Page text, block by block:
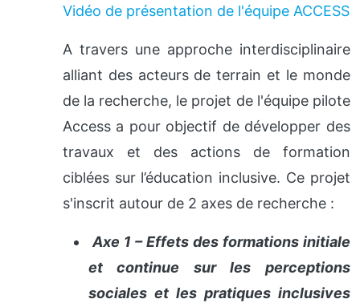
Vidéo de présentation de l'équipe ACCESS
A travers une approche interdisciplinaire
alliant des acteurs de terrain et le monde
de la recherche, le projet de l'équipe pilote
Access a pour objectif de développer des
travaux et des actions de formation
ciblées sur l’éducation inclusive. Ce projet
s'inscrit autour de 2 axes de recherche :
Axe 1 – Effets des formations initiale
et continue sur les perceptions
sociales et les pratiques inclusives